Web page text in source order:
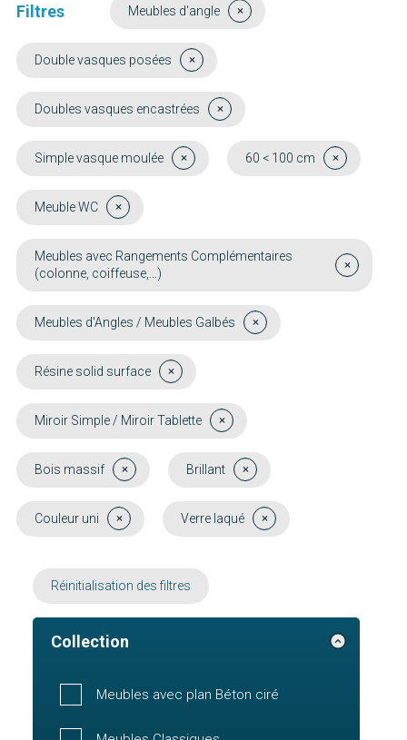
Filtres Meubles d'angle
Double vasques posées
Doubles vasques encastrées
Simple vasque moulée 60 < 100 cm
Meuble WC
Meubles avec Rangements Complémentaires
(colonne, coiffeuse,...)
Meubles d'Angles / Meubles Galbés
Résine solid surface
Miroir Simple / Miroir Tablette
Bois massif Brillant
Couleur uni Verre laqué
Réinitialisation des filtres
Collection
Meubles avec plan Béton ciré